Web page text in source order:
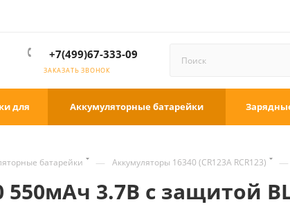
+7(499)67-333-09
ЗАКАЗАТЬ ЗВОНОК
для Аккумуляторные батарейки
батарейки — Аккумуляторы 16340 (CR123A RCR123) —
550мАч 3.7В с защитой